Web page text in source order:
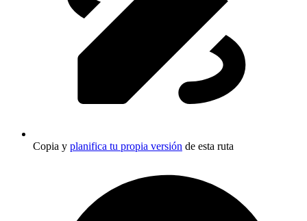
Copia y planifica tu propia versión de esta ruta